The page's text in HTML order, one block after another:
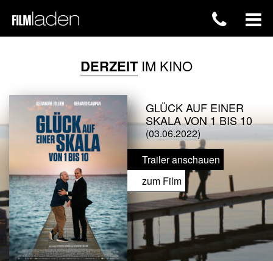
DERZEITIM KINO
GLÜCK AUF EINER
SKALA VON 1 BIS 10
(03.06.2022)
Trailer anschauen
zum Film